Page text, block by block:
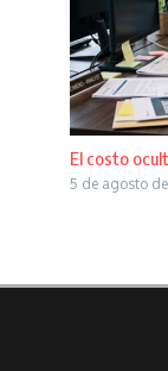
El costo
5 de agosto